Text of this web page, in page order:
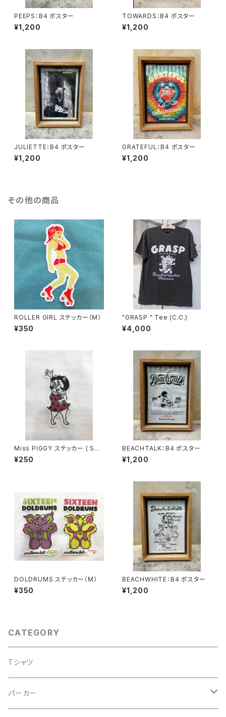
PEEPS：B4 ポスター
¥1,200
TOWARDS：B4 ポスター
¥1,200
JULIETTE：B4 ポスター
¥1,200
GRATEFUL：B4 ポスター
¥1,200
その他の商品
ROLLER GIRL ステッカー（M）
¥350
"GRASP " Tee (C.C.)
¥4,000
Miss PIGGY ステッカー ( Sサ
イズ)
¥250
BEACHTALK：B4 ポスター
¥1,200
DOLDRUMS ステッカー（M）
¥350
BEACHWHITE：B4 ポスター
¥1,200
CATEGORY
Tシャツ
パーカー